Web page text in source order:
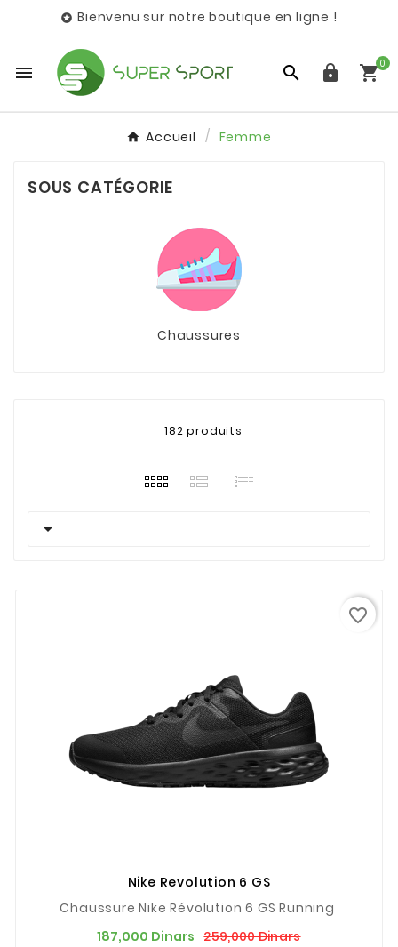
 Bienvenu sur notre boutique en ligne !
   0
Accueil Femme
SOUS CATÉGORIE
Chaussures
182 produits

Nike Revolution 6 GS
Chaussure Nike Révolution 6 GS Running
187,000 Dinars 259,000 DinarsPrix
Prix
favorite_border